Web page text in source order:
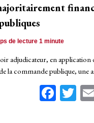
de lecture1 minute
adjudicateur, en application
la commande publique, une